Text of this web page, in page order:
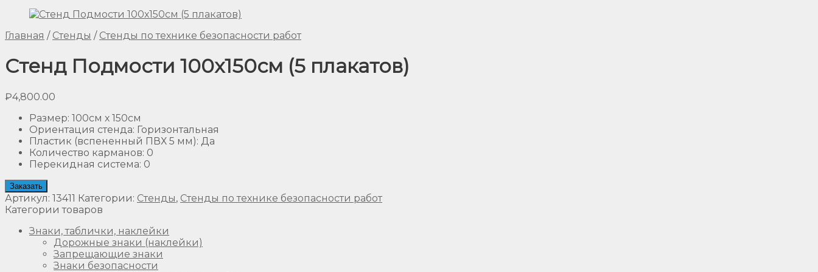
Главная / Стенды / Стенды по технике безопасности работ
Стенд Подмости 100х150см (5 плакатов)
₽4,800.00
Размер: 100см х 150см
Ориентация стенда: Горизонтальная
Пластик (вспененный ПВХ 5 мм): Да
Количество карманов: 0
Перекидная система: 0
Заказать
Артикул: 13411 Категории: Стенды, Стенды по технике безопасности работ
Категории товаров
Знаки, таблички, наклейки
Дорожные знаки (наклейки)
Запрещающие знаки
Знаки безопасности